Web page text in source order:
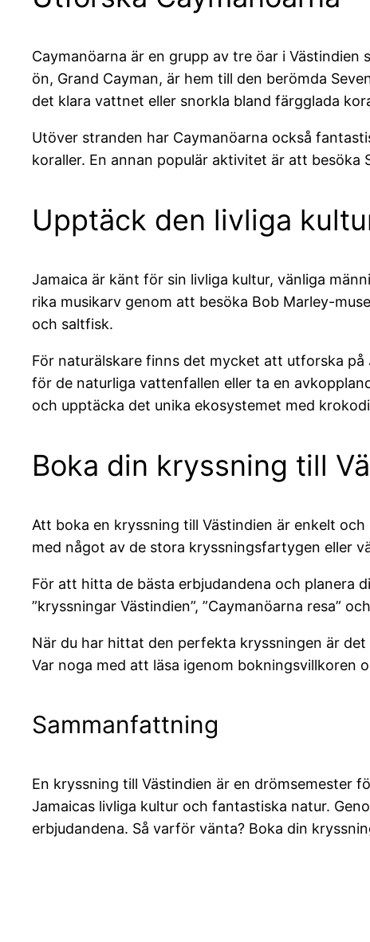
Caymanöarna är en grupp av tre öar i
ön, Grand Cayman, är hem till den berömda
det klara vattnet eller snorkla bland färgglada
Utöver stranden har Caymanöarna också
koraller. En annan populär aktivitet är att besöka
Upptäck den livliga
Jamaica är känt för sin livliga kultur, vänliga
rika musikarv genom att besöka Bob Marley-
och saltfisk.
För naturälskare finns det mycket att utforska på
för de naturliga vattenfallen eller ta en
och upptäcka det unika ekosystemet med
Boka din kryssning till
Att boka en kryssning till Västindien är enkelt
med något av de stora kryssningsfartygen eller
För att hitta de bästa erbjudandena och planera
”kryssningar Västindien”, ”Caymanöarna resa”
När du har hittat den perfekta kryssningen är
Var noga med att läsa igenom bokningsvillkoren
Sammanfattning
En kryssning till Västindien är en drömsemester
Jamaicas livliga kultur och fantastiska natur.
erbjudandena. Så varför vänta? Boka din